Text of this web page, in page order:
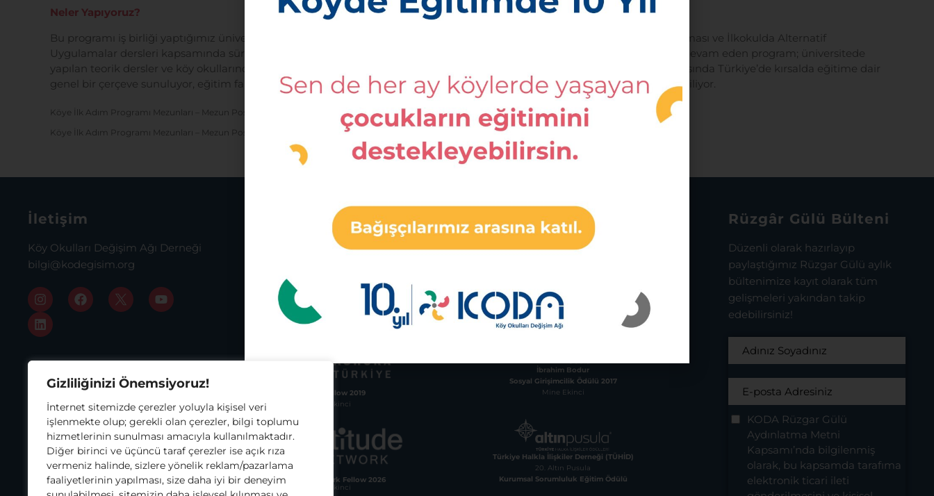
Gizliliğinizi Önemsiyoruz!
İnternet sitemizde çerezler yoluyla kişisel veri
işlenmekte olup; gerekli olan çerezler, bilgi toplumu
hizmetlerinin sunulması amacıyla kullanılmaktadır.
Diğer birinci ve üçüncü taraf çerezler ise açık rıza
vermeniz halinde, sizlere yönelik reklam/pazarlama
faaliyetlerinin yapılması, size daha iyi bir deneyim
Neler Yapıyoruz?
Bu programı iş birliği yaptığımız üniversitelerin Topluma Hizmet Uygulamaları, Hayat Bilgisi Öğretimi, Öğretmenlik Uygulaması ve İlkokulda Alternatif
Uygulamalar dersleri kapsamında sürdürüyoruz. Akademisyenler, köy öğretmenleri ve üniversite öğrencilerinin iş birliği ile devam eden program; üniversitede
yapılan teorik dersler ve köy okullarında gerçekleştirilen 6 atölye uygulamasından oluşuyor. Üniversitedeki teorik dersler sırasında Türkiye’de kırsalda eğitime dair
genel bir çerçeve sunuluyor, eğitim fakültesi öğrencilerinin atölye uygulamaları sırasında kullanabilecekleri teorik bilgiler veriliyor.
Köye İlk Adım Programı Mezunları – Mezun Postası I. Sayı
Köye İlk Adım Programı Mezunları – Mezun Postası II. Sayı
İletişim
Köy Okulları Değişim Ağı Derneği
bilgi@kodegisim.org
İstanbul Ofis
Osmanağa Mah. Söğütlüçeşme
Daire:72
Kadıköy, İstanbul
0216 343 73 43
Ashoka Fellow 2019
Mine Ekinci
Gratitude Network Fellow 2026
Mine Ekinci
Bursa Ofis
İsmetpaşa Mahallesi, Osman Uğur
İbrahim Bodur
Sosyal Girişimcilik Ödülü 2017
Mine Ekinci
Türkiye Halkla İlişkiler Derneği (TÜHİD)
20. Altın Pusula
Kurumsal Sorumluluk Eğitim Ödülü
Rüzgâr Gülü Bülteni
Düzenli olarak hazırlayıp
paylaştığımız Rüzgar Gülü aylık
bültenimize kayıt olarak tüm
gelişmeleri yakından takip
edebilirsiniz!
KODA Rüzgar Gülü
Aydınlatma Metni
Kapsamı’nda bilgilenmiş
olarak, bu kapsamda tarafıma
elektronik ticari ileti